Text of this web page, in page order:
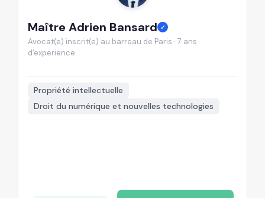
Maître Adrien Bansard ✓
Avocat(e) inscrit(e) au barreau de Paris · 7 ans
d'experience.
Propriété intellectuelle
Droit du numérique et nouvelles technologies